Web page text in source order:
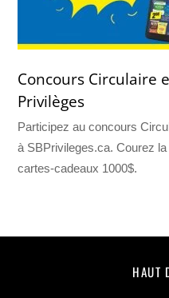
Concours Circulaire
Privilèges
Participez au concours
à SBPrivileges.ca. Courez
cartes-cadeaux 1000$.
HAUT